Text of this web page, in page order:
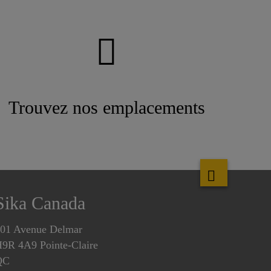
Trouvez nos emplacements
Canada
Avenue Delmar
4A9 Pointe-Claire